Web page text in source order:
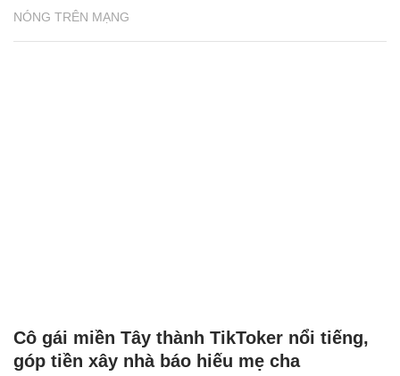
NÓNG TRÊN MẠNG
Cô gái miền Tây thành TikToker nổi tiếng,
góp tiền xây nhà báo hiếu mẹ cha